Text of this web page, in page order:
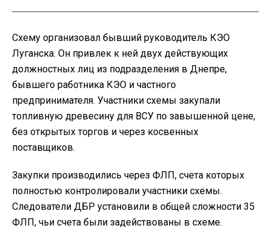
Схему организовал бывший руководитель КЭО
Луганска. Он привлек к ней двух действующих
должностных лиц из подразделения в Днепре,
бывшего работника КЭО и частного
предпринимателя. Участники схемы закупали
топливную древесину для ВСУ по завышенной цене,
без открытых торгов и через косвенных
поставщиков.
Закупки производились через ФЛП, счета которых
полностью контролировали участники схемы.
Следователи ДБР установили в общей сложности 35
ФЛП, чьи счета были задействованы в схеме.